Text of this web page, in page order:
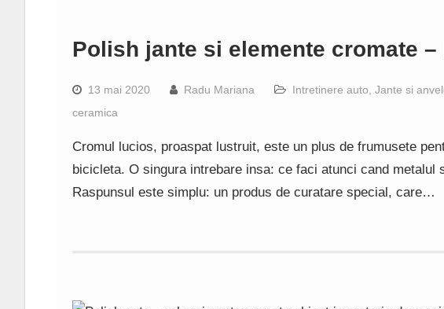
Polish jante si elemente cromate
13 mai 2020 Radu Mariana Intretinere auto Jante si
ceramica
Cromul lucios, proaspat lustruit, este un plus de frumusete
bicicleta. O singura intrebare insa: ce faci atunci cand
Raspunsul este simplu: un produs de curatare special, care…